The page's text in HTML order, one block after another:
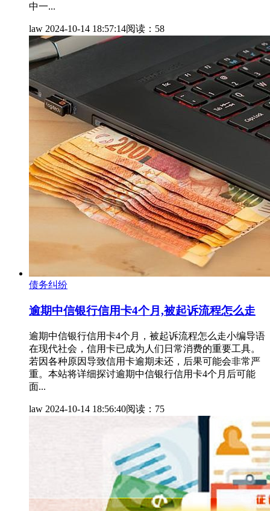
中一...
law 2024-10-14 18:57:14阅读：58
债务纠纷
逾期中信银行信用卡4个月,被起诉流程怎么走
逾期中信银行信用卡4个月，被起诉流程怎么走小编导语
在现代社会，信用卡已成为人们日常消费的重要工具。
若因各种原因导致信用卡逾期未还，后果可能会非常严
重。本站将详细探讨逾期中信银行信用卡4个月后可能
面...
law 2024-10-14 18:56:40阅读：75